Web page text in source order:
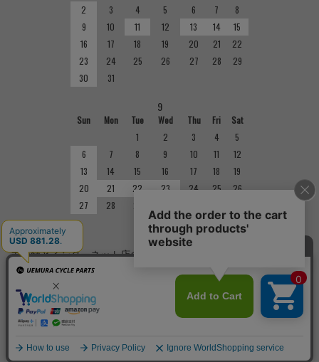
2
3 4 5 6 7
8
9
10 11 12 13 14
15
16
17 18 19 20 21
22
23
24 25 26 27 28
29
30
31
9
Sun Mon Tue Wed Thu Fri
Sat
1
2 3 4
5
6
7 8 9 10 11
12
13
14 15 16 17 18
19
20
21 22 23 24 25
26
27
28
■ 定休日
実店舗とインターネット店の定休日は異なりますのでご注意くだ
さい。実店舗の定休日については店舗紹介をご確認ください。
Copyright(C)サイクルショップで完成車やパーツをお求めならUemura Cycle Parts.All Rights
cookieについて